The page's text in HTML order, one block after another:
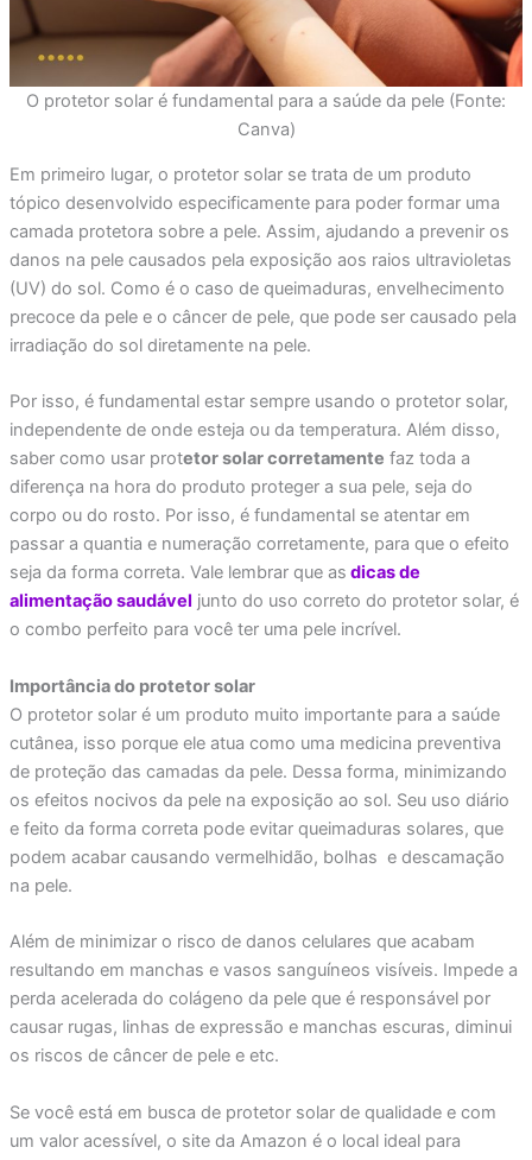
O protetor solar é fundamental para a saúde da pele (Fonte:
Canva)
Em primeiro lugar, o protetor solar se trata de um produto
tópico desenvolvido especificamente para poder formar uma
camada protetora sobre a pele. Assim, ajudando a prevenir os
danos na pele causados pela exposição aos raios ultravioletas
(UV) do sol. Como é o caso de queimaduras, envelhecimento
precoce da pele e o câncer de pele, que pode ser causado pela
irradiação do sol diretamente na pele.
Por isso, é fundamental estar sempre usando o protetor solar,
independente de onde esteja ou da temperatura. Além disso,
saber como usar protetor solar corretamente faz toda a
diferença na hora do produto proteger a sua pele, seja do
corpo ou do rosto. Por isso, é fundamental se atentar em
passar a quantia e numeração corretamente, para que o efeito
seja da forma correta. Vale lembrar que as dicas de
alimentação saudável junto do uso correto do protetor solar, é
o combo perfeito para você ter uma pele incrível.
Importância do protetor solar
O protetor solar é um produto muito importante para a saúde
cutânea, isso porque ele atua como uma medicina preventiva
de proteção das camadas da pele. Dessa forma, minimizando
os efeitos nocivos da pele na exposição ao sol. Seu uso diário
e feito da forma correta pode evitar queimaduras solares, que
podem acabar causando vermelhidão, bolhas e descamação
na pele.
Além de minimizar o risco de danos celulares que acabam
resultando em manchas e vasos sanguíneos visíveis. Impede a
perda acelerada do colágeno da pele que é responsável por
causar rugas, linhas de expressão e manchas escuras, diminui
os riscos de câncer de pele e etc.
Se você está em busca de protetor solar de qualidade e com
um valor acessível, o site da Amazon é o local ideal para